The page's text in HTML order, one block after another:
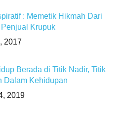
: Memetik Hikmah Dari
Krupuk
2017
Berada di Titik Nadir, Titik
Dalam Kehidupan
2019